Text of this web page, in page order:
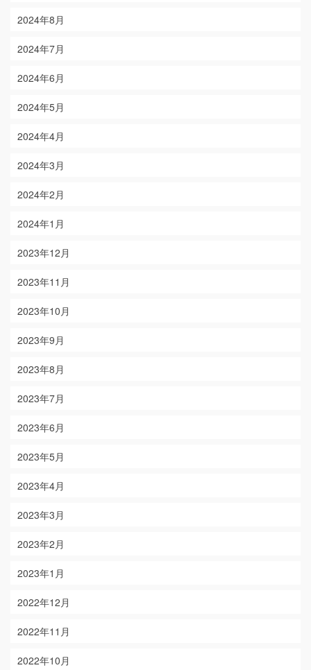
2024年8月
2024年7月
2024年6月
2024年5月
2024年4月
2024年3月
2024年2月
2024年1月
2023年12月
2023年11月
2023年10月
2023年9月
2023年8月
2023年7月
2023年6月
2023年5月
2023年4月
2023年3月
2023年2月
2023年1月
2022年12月
2022年11月
2022年10月